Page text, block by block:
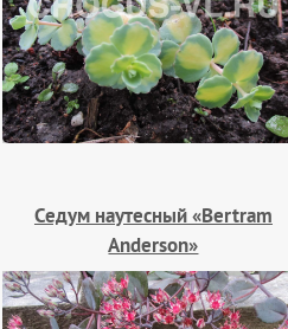
Седум наутесный «Bertram
Anderson»